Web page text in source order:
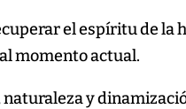
el espíritu de
momento actual.
y